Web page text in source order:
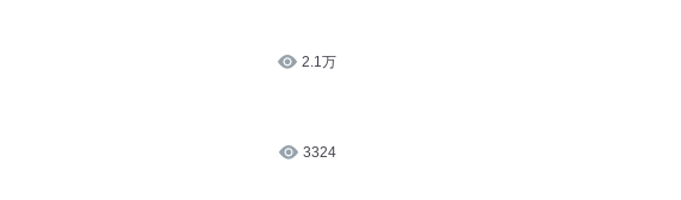
2.1万
3324